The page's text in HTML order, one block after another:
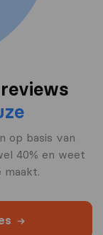
op basis van
40% en weet
maakt.